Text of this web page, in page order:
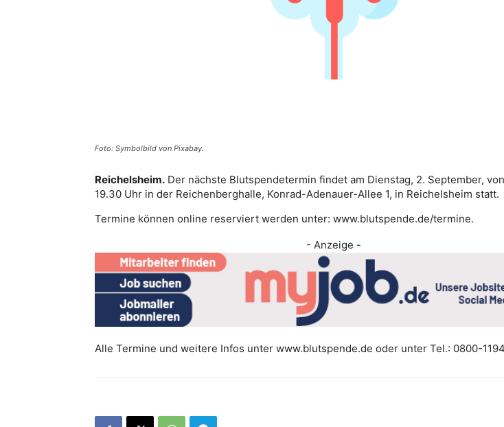
Foto: Symbolbild von Pixabay.
Reichelsheim. Der nächste Blutspendetermin findet am Dienstag, 2. September,
19.30 Uhr in der Reichenberghalle, Konrad-Adenauer-Allee 1, in Reichelsheim statt.
Termine können online reserviert werden unter: www.blutspende.de/termine.
- Anzeige -
Alle Termine und weitere Infos unter www.blutspende.de oder unter Tel.: 0800-